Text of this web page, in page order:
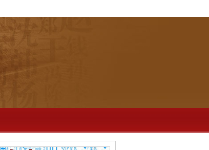
- 再现历史 - 生活 - 说剧 - 英文版